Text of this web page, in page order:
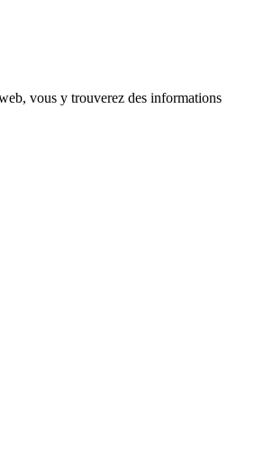
vous y trouverez des informations